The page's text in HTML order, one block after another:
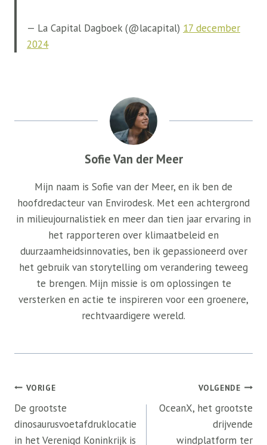
— La Capital Dagboek (@lacapital) 17 december
2024
Sofie Van der Meer
Mijn naam is Sofie van der Meer, en ik ben de
hoofdredacteur van Envirodesk. Met een achtergrond
in milieujournalistiek en meer dan tien jaar ervaring in
het rapporteren over klimaatbeleid en
duurzaamheidsinnovaties, ben ik gepassioneerd over
het gebruik van storytelling om verandering teweeg
te brengen. Mijn missie is om oplossingen te
versterken en actie te inspireren voor een groenere,
rechtvaardigere wereld.
Bericht
navigatie
VORIGE
De grootste
dinosaurusvoetafdruklocatie
in het Verenigd Koninkrijk is
VOLGENDE
OceanX, het grootste
drijvende
windplatform ter